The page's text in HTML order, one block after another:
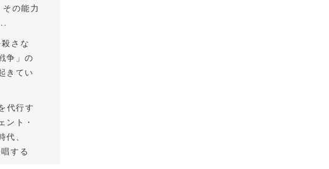
の能力
さな
争」の
きてい
代行す
ント・
代、
する